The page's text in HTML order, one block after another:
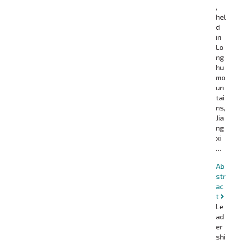
,
hel
d
in
Lo
ng
hu
mo
un
tai
ns,
Jia
ng
xi
…
Ab
str
ac
t
Le
ad
er
shi